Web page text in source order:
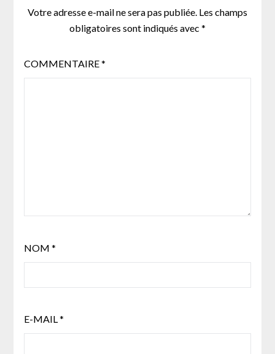
Votre adresse e-mail ne sera pas publiée. Les champs
obligatoires sont indiqués avec *
COMMENTAIRE*
NOM *
E-MAIL*